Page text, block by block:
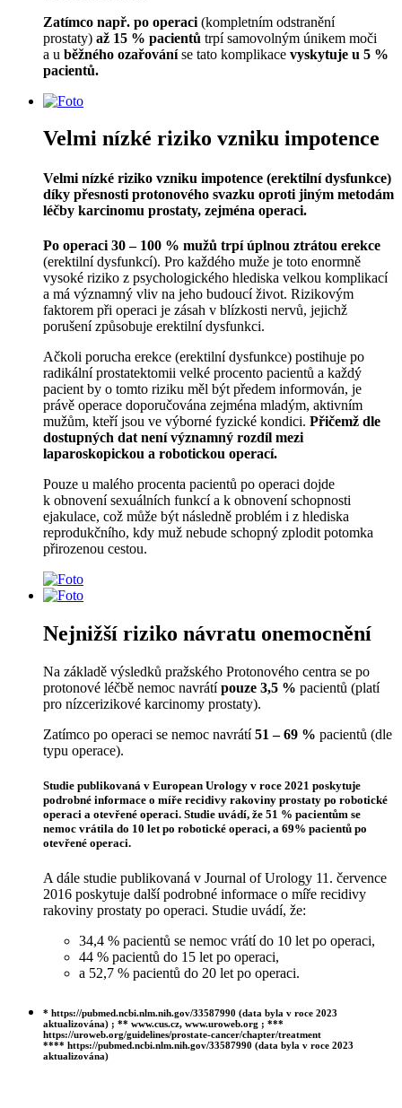
Zatímco např. po operaci (kompletním odstranění
prostaty) až 15 % pacientů trpí samovolným únikem moči
a u běžného ozařováníse tato komplikace vyskytuje u 5 %
pacientů.
Velmi nízké riziko vzniku impotence
Velmi nízké riziko vzniku impotence (erektilní dysfunkce)
díky přesnosti protonového svazku oproti jiným metodám
léčby karcinomu prostaty, zejména operaci.
Po operaci 30 – 100 % mužů trpí úplnou ztrátou erekce
(erektilní dysfunkcí). Pro každého muže je toto enormně
vysoké riziko z psychologického hlediska velkou komplikací
a má významný vliv na jeho budoucí život. Rizikovým
faktorem při operaci je zásah v blízkosti nervů, jejichž
porušení způsobuje erektilní dysfunkci.
Ačkoli porucha erekce (erektilní dysfunkce) postihuje po
radikální prostatektomii velké procento pacientů a každý
pacient by o tomto riziku měl být předem informován, je
právě operace doporučována zejména mladým, aktivním
mužům, kteří jsou ve výborné fyzické kondici. Přičemž dle
dostupných dat není významný rozdíl mezi
laparoskopickou a robotickou operací.
Pouze u malého procenta pacientů po operaci dojde
k obnovení sexuálních funkcí a k obnovení schopnosti
ejakulace, což může být následně problém i z hlediska
reprodukčního, kdy muž nebude schopný zplodit potomka
přirozenou cestou.
Nejnižší riziko návratu onemocnění
Na základě výsledků pražského Protonového centra se po
protonové léčbě nemoc navrátípouze 3,5 % pacientů (platí
pro nízcerizikové karcinomy prostaty).
Zatímco po operaci se nemoc navrátí51 – 69 % pacientů (dle
typu operace).
Studie publikovaná v European Urology v roce 2021 poskytuje
podrobné informace o míře recidivy rakoviny prostaty po robotické
operaci a otevřené operaci. Studie uvádí, že 51 % pacientům se
nemoc vrátila do 10 let po robotické operaci, a 69% pacientů po
otevřené operaci.
A dále studie publikovaná v Journal of Urology 11. července
2016 poskytuje další podrobné informace o míře recidivy
rakoviny prostaty po operaci. Studie uvádí, že:
34,4 % pacientů se nemoc vrátí do 10 let po operaci,
44 % pacientů do 15 let po operaci,
a 52,7 % pacientů do 20 let po operaci.
* https://pubmed.ncbi.nlm.nih.gov/33587990 (data byla v roce 2023
aktualizována) ; ** www.cus.cz, www.uroweb.org ; ***
https://uroweb.org/guidelines/prostate-cancer/chapter/treatment
**** https://pubmed.ncbi.nlm.nih.gov/33587990 (data byla v roce 2023
aktualizována)